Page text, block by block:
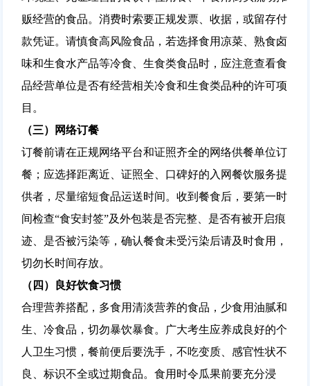
贩经营的食品。消费时索要正规发票、收据，或留存付
款凭证。请慎食高风险食品，若选择食用凉菜、熟食卤
味和生食水产品等冷食、生食类食品时，应注意查看食
品经营单位是否有经营相关冷食和生食类品种的许可项
目。
（三）
网络订餐
订餐前请在正规网络平台和证照齐全的网络供餐单位订
餐；应选择距离近、证照全、口碑好的入网餐饮服务提
供者，尽量缩短食品运送时间。收到餐食后，要第一时
间检查“食安封签”及外包装是否完整、是否有被开启痕
迹、是否被污染等，确认餐食未受污染后请及时食用，
切勿长时间存放。
（四）
良好饮食习惯
合理营养搭配，多食用清淡营养的食品，少食用油腻和
生、冷食品，切勿暴饮暴食。广大考生应养成良好的个
人卫生习惯，餐前便后要洗手，不吃变质、感官性状不
良、标识不全或过期食品。食用时令瓜果前要充分浸